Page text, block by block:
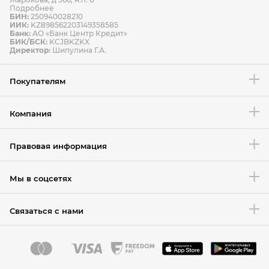
Условия возврата товара
Подробнее
БИН: 250940028210
ИИК: KZ898562203149358585
Банк: АО «Банк Центр Кредит»
БИК/БСК: KCJBKZKX
Директор: Шипулина Г.А.
Покупателям
Компания
Правовая информация
Мы в соцсетях
Связаться с нами